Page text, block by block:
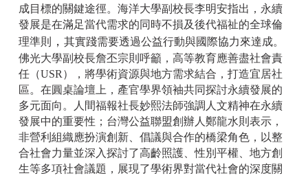
成目標的關鍵途徑。海洋大學副校長李明安指出，永續
發展是在滿足當代需求的同時不損及後代福祉的全球倫
理準則
， 其實踐需要透過公益行動與國際協力來達成。
佛光大學副校長詹丕宗則呼籲，高等教育應善盡社會責
任（USR），將學術資源與地方需求結合，打造宜居社
區。在圓桌論壇上，產官學界領袖共同探討永續發展的
多元面向。人間福報社長妙熙法師強調人文精神在永續
發展中的重要性；台灣公益聯盟創辦人鄭龍水則表示，
非營利組織應扮演創新、倡議與合作的橋梁角色，以整
合社會力量並深入探討了高齡照護、性別平權、地方創
生等多項社會議題，展現了學術界對當代社會的深度關